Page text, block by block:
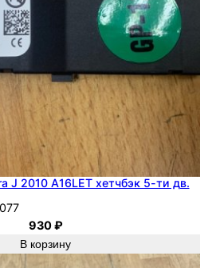
J 2010 A16LET хетчбэк 5-ти дв.
930₽
В корзину